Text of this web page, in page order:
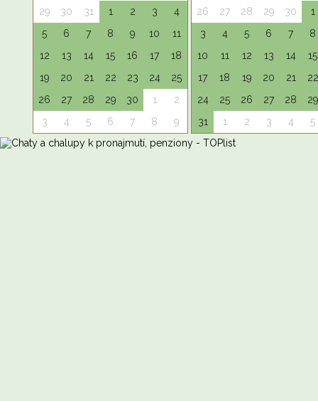
29
30 31 1 2 3
4
5
6 7 8 9 10
11
12
13 14 15 16 17
18
19
20 21 22 23 24
25
26
27 28 29 30 1
2
3
4 5 6 7 8 9
26
27 28 29 30
1
3
4 5 6 7
8
10
11 12 13 14
15
17
18 19 20 21
22
24
25 26 27 28
29
31
1 2 3 4 5